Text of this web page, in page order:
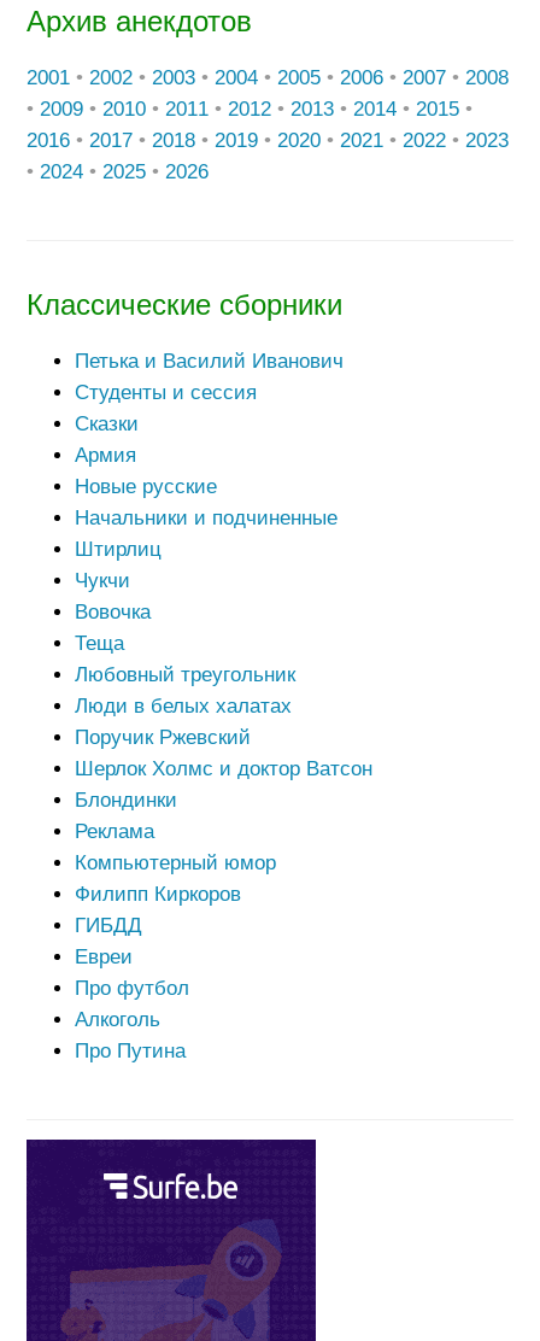
Архив анекдотов
2001 • 2002 • 2003 • 2004 • 2005 • 2006 • 2007 • 2008
• 2009 • 2010 • 2011 • 2012 • 2013 • 2014 • 2015 •
2016 • 2017 • 2018 • 2019 • 2020 • 2021 • 2022 • 2023
• 2024 • 2025 • 2026
Классические сборники
Петька и Василий Иванович
Студенты и сессия
Сказки
Армия
Новые русские
Начальники и подчиненные
Штирлиц
Чукчи
Вовочка
Теща
Любовный треугольник
Люди в белых халатах
Поручик Ржевский
Шерлок Холмс и доктор Ватсон
Блондинки
Реклама
Компьютерный юмор
Филипп Киркоров
ГИБДД
Евреи
Про футбол
Алкоголь
Про Путина